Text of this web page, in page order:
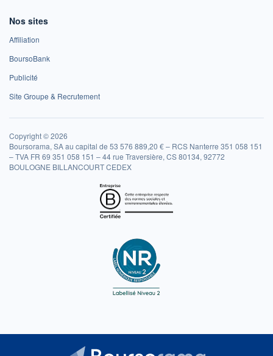
Nos sites
Affiliation
BoursoBank
Publicité
Site Groupe & Recrutement
Copyright © 2026
Boursorama, SA au capital de 53 576 889,20 € – RCS Nanterre 351 058 151
– TVA FR 69 351 058 151 – 44 rue Traversière, CS 80134, 92772
BOULOGNE BILLANCOURT CEDEX